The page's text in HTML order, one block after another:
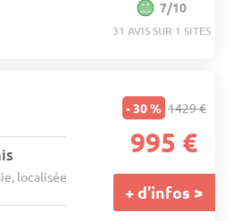
7/10
31 AVIS SUR 1 SITES
localisée
- 30 % 1429 €
995 €
+ d'infos >